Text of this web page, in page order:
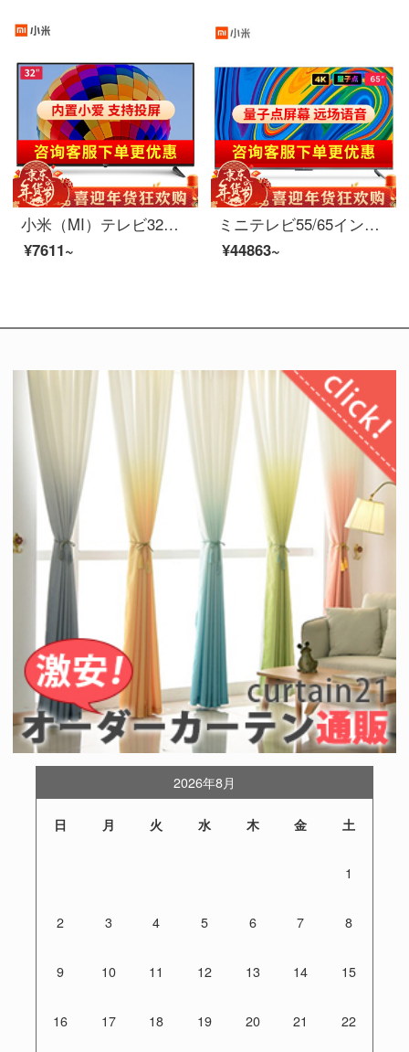
小米（MI）テレビ32インチスマートwifiネットワークハイビジョン液晶テレビベッドルーム薄型テレビRedmiA 32インチ
¥7611~
ミニテレビ55/65インチPro全面スクリーンハイエンド超薄型インテリジェントBluetooth音声4 K超高精細ネットワークWIFI液晶LEDフラットパネルテレビ5 65インチPro【量子ドットスクリーン、動き補償】標準装備
¥44863~
2026年8月
日 月 火 水 木 金 土
1
2 3 4 5 6 7 8
9 10 11 12 13 14 15
16 17 18 19 20 21 22